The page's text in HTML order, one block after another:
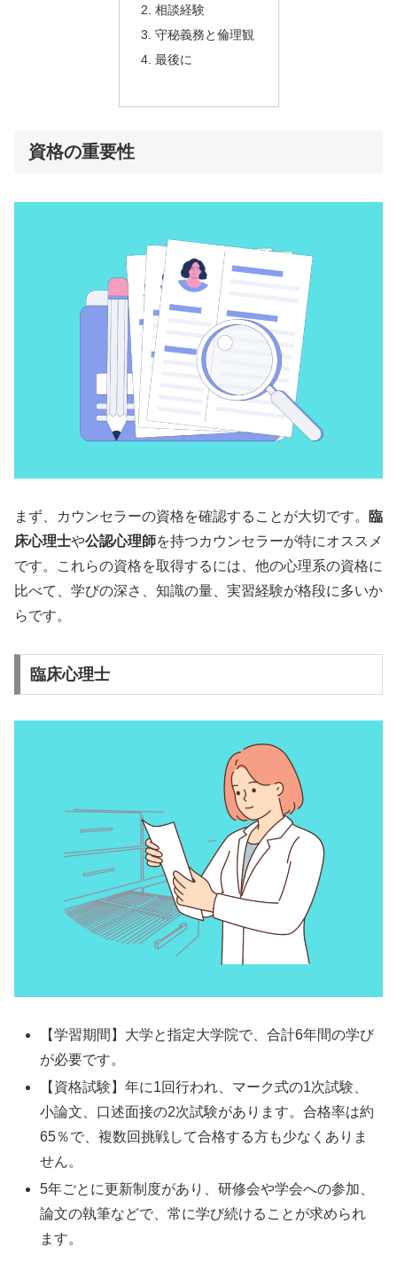
相談経験
守秘義務と倫理観
最後に
資格の重要性
まず、カウンセラーの資格を確認することが大切です。
臨
床心理士や公認心理師を持つカウンセラーが特にオススメ
です。これらの資格を取得するには、他の心理系の資格に
比べて、学びの深さ、知識の量、実習経験が格段に多いか
らです。
臨床心理士
【学習期間】大学と指定大学院で、合計6年間の学び
が必要です。
【資格試験】年に1回行われ、マーク式の1次試験、
小論文、口述面接の2次試験があります。合格率は約
65％で、複数回挑戦して合格する方も少なくありま
せん。
5年ごとに更新制度があり、研修会や学会への参加、
論文の執筆などで、常に学び続けることが求められ
ます。